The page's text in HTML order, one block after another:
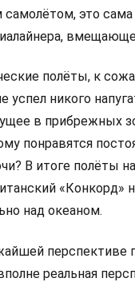
самолётом, это
полёты, к
никого
в прибрежных
понравятся
В итоге полёты
«Конкорд»
над океаном.
перспективе
реальная